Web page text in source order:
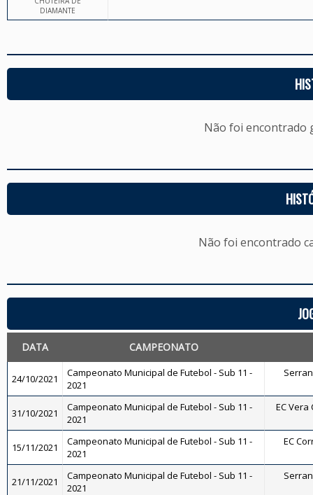
DIAMANTE
Não foi encontrado
Não foi encontrado
DATA CAMPEONATO
24/10/2021
Campeonato Municipal de Futebol - Sub 11 -
2021
31/10/2021
Campeonato Municipal de Futebol - Sub 11 -
2021
EC Vera
15/11/2021
Campeonato Municipal de Futebol - Sub 11 -
2021
EC
21/11/2021
Campeonato Municipal de Futebol - Sub 11 -
2021